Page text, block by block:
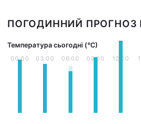
ПОГОДИННИЙ ПРОГНОЗ
Температура сьогодні (°С)
00:00 03:00 06:00 09:00 12:00